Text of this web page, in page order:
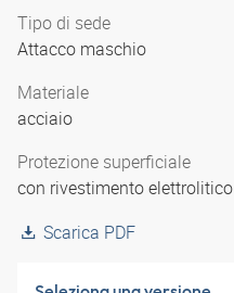
Tipo di sede
Attacco maschio
Materiale
acciaio
Protezione superficiale
con rivestimento elettrolitico
Scarica PDF